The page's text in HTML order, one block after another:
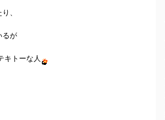
、
るが
キトーな人